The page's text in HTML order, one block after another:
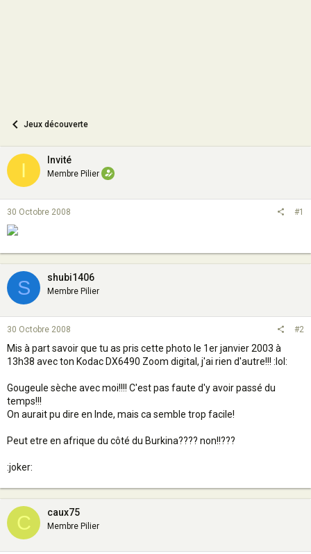
Jeux découverte
I Invité
Membre Pilier
30 Octobre 2008 #1
S shubi1406
Membre Pilier
30 Octobre 2008 #2
Mis à part savoir que tu as pris cette photo le 1er janvier 2003 à
13h38 avec ton Kodac DX6490 Zoom digital, j'ai rien d'autre!!! :lol:
Gougeule sèche avec moi!!!! C'est pas faute d'y avoir passé du
temps!!!
On aurait pu dire en Inde, mais ca semble trop facile!
Peut etre en afrique du côté du Burkina???? non!!???
:joker:
C caux75
Membre Pilier